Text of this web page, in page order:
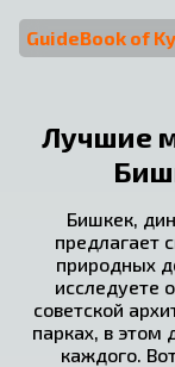
GuideBook of
Лучшие
Бишкек,
предлагает
природных
исследуете
советской
парках, в этом
каждого.